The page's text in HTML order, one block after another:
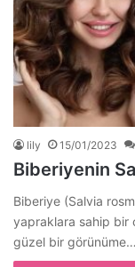
lily 15/01/2023
Biberiyenin
Biberiye (Salvia
yapraklara sahip bir
güzel bir görünüme…